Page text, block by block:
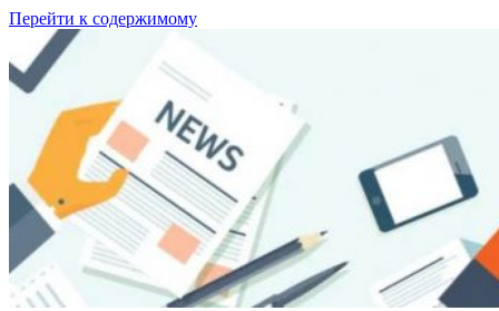
Перейти к содержимому